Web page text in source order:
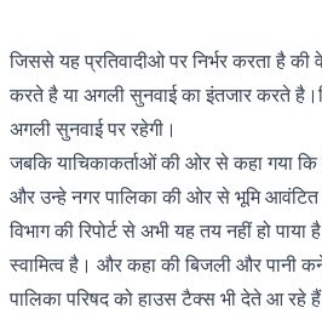
जिससे यह प्रतिवादीओ पर निर्भर करता है की
करते है या अगली सुनवाई का इंतजार करते
अगली सुनवाई पर रहेगी।
जबकि याचिकाकर्ताओं की ओर से कहा गया
और उन्हे नगर पालिका की ओर से भूमि
विभाग की रिपोर्ट से अभी यह तय नहीं हो
स्वामित्व है। और कहा की बिजली और पानी
पालिका परिषद को हाउस टैक्स भी देते आ रहे